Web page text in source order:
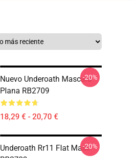
Nuevo Underoath Mascara
Plana RB2709
18,29 € - 20,70 €
-20%
Underoath Rr11 Flat Mask-20%